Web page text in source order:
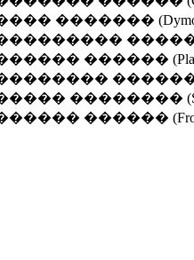
������� (Dymo
������
������ (Plavin
������
��������
������ (Frolov